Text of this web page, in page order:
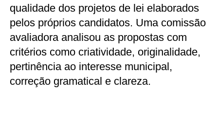
qualidade dos projetos de lei elaborados
pelos próprios candidatos. Uma comissão
avaliadora analisou as propostas com
critérios como criatividade, originalidade,
pertinência ao interesse municipal,
correção gramatical e clareza.